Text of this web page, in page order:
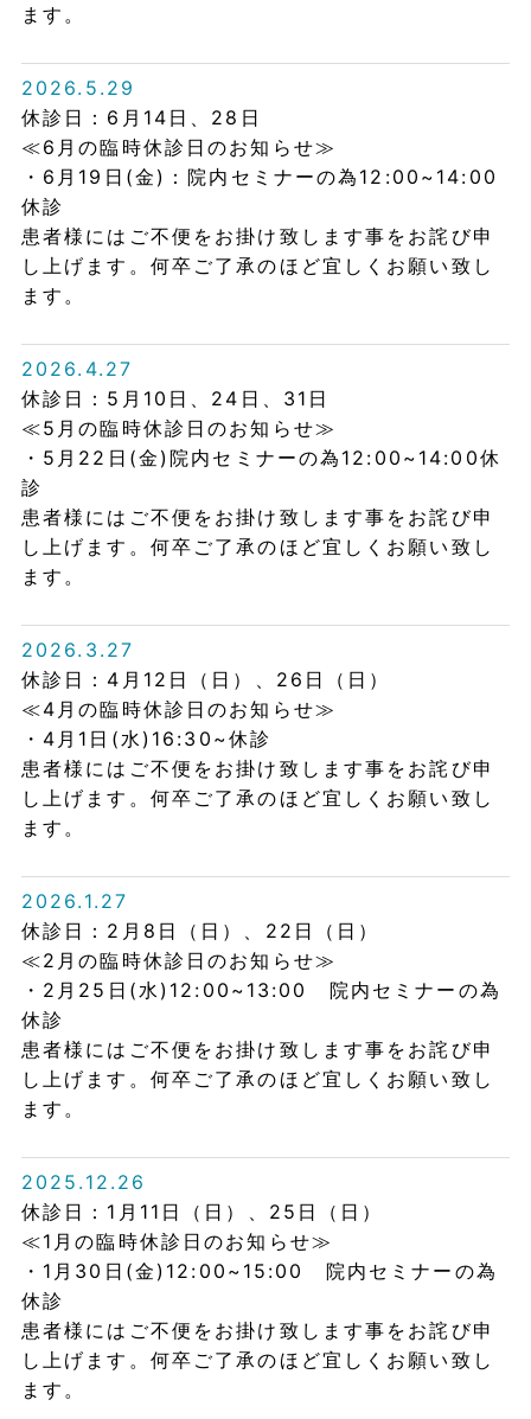
ます。
2026.5.29
休診日：6月14日、28日
≪6月の臨時休診日のお知らせ≫
・6月19日(金)：院内セミナーの為12:00~14:00
休診
患者様にはご不便をお掛け致します事をお詫び申
し上げます。何卒ご了承のほど宜しくお願い致し
ます。
2026.4.27
休診日：5月10日、24日、31日
≪5月の臨時休診日のお知らせ≫
・5月22日(金)院内セミナーの為12:00~14:00休
診
患者様にはご不便をお掛け致します事をお詫び申
し上げます。何卒ご了承のほど宜しくお願い致し
ます。
2026.3.27
休診日：4月12日（日）、26日（日）
≪4月の臨時休診日のお知らせ≫
・4月1日(水)16:30~休診
患者様にはご不便をお掛け致します事をお詫び申
し上げます。何卒ご了承のほど宜しくお願い致し
ます。
2026.1.27
休診日：2月8日（日）、22日（日）
≪2月の臨時休診日のお知らせ≫
・2月25日(水)12:00~13:00 院内セミナーの為
休診
患者様にはご不便をお掛け致します事をお詫び申
し上げます。何卒ご了承のほど宜しくお願い致し
ます。
2025.12.26
休診日：1月11日（日）、25日（日）
≪1月の臨時休診日のお知らせ≫
・1月30日(金)12:00~15:00 院内セミナーの為
休診
患者様にはご不便をお掛け致します事をお詫び申
し上げます。何卒ご了承のほど宜しくお願い致し
ます。